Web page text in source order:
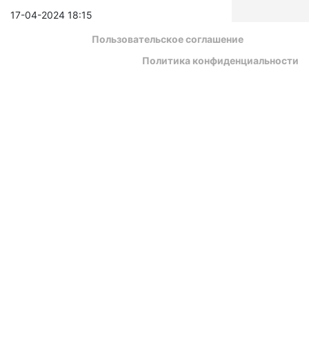
17-04-2024 18:15
Пользовательское соглашение
Политика конфиденциальности